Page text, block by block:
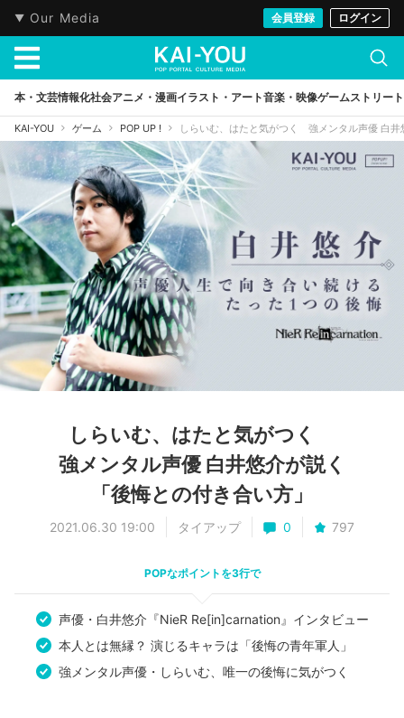
Our Media 会員登録 ログイン
本・文芸情報化社会アニメ・漫画イラスト・アート音楽・映像ゲームストリート
KAI-YOU ゲーム POP UP ! しらいむ、はたと気がつく 強メンタル声優 白井
しらいむ、はたと気がつく
強メンタル声優 白井悠介が説く
「後悔との付き合い方」
2021.06.30 19:00 タイアップ 0 797
POPなポイントを3行で
声優・白井悠介『NieR Re[in]carnation』インタビュー
本人とは無縁？ 演じるキャラは「後悔の青年軍人」
強メンタル声優・しらいむ、唯一の後悔に気がつく